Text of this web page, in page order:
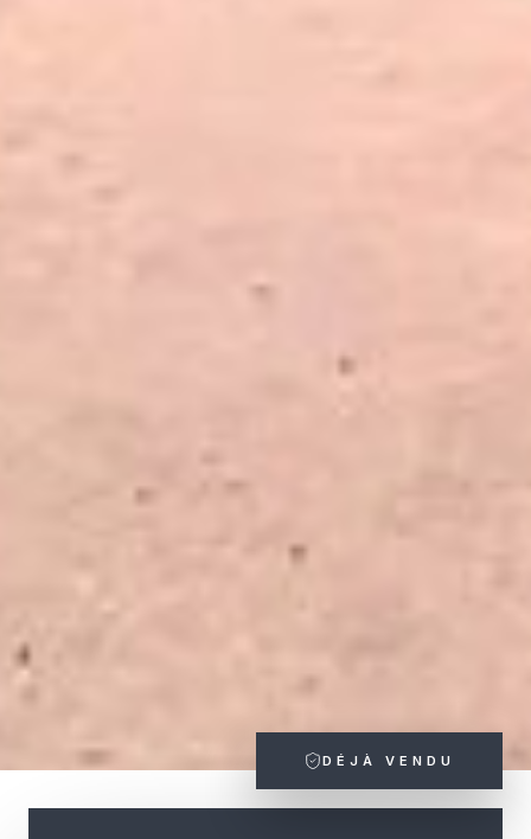
DÉJÀ VENDU